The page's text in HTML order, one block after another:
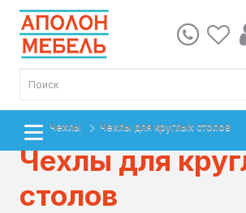
Чехлы Чехлы для круглых столов
Чехлы для
столов